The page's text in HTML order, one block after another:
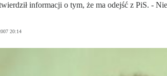
informacji o tym, że ma odejść z PiS. -
20:14